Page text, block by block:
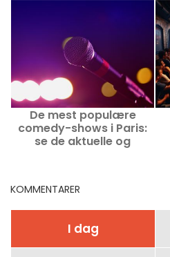
De mest populære
comedy-shows i Paris:
se de aktuelle og
KOMMENTARER
I dag